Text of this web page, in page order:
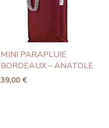
MINI PARAPLUIE
BORDEAUX – ANATOLE
39,00 €